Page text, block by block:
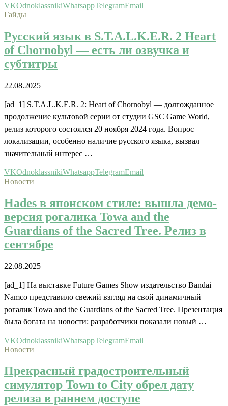
VKOdnoklassnikiWhatsappTelegramEmail
Гайды
Русский язык в S.T.A.L.K.E.R. 2 Heart
of Chornobyl — есть ли озвучка и
субтитры
22.08.2025
[ad_1] S.T.A.L.K.E.R. 2: Heart of Chornobyl — долгожданное
продолжение культовой серии от студии GSC Game World,
релиз которого состоялся 20 ноября 2024 года. Вопрос
локализации, особенно наличие русского языка, вызвал
значительный интерес …
VKOdnoklassnikiWhatsappTelegramEmail
Новости
Hades в японском стиле: вышла демо-
версия рогалика Towa and the
Guardians of the Sacred Tree. Релиз в
сентябре
22.08.2025
[ad_1] На выставке Future Games Show издательство Bandai
Namco представило свежий взгляд на свой динамичный
рогалик Towa and the Guardians of the Sacred Tree. Презентация
была богата на новости: разработчики показали новый …
VKOdnoklassnikiWhatsappTelegramEmail
Новости
Прекрасный градостроительный
симулятор Town to City обрел дату
релиза в раннем доступе